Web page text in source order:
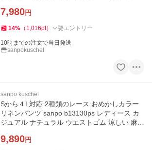
7,980円
14% （ 1,016pt） 要エントリー
10時までの注文で当日発送
sanpokuschel
sanpo kuschel
Sから４L対応 2種類のレース おめかしカラー
リネンパンツ sanpo b13130ps レディース カ
ジュアル ナチュラル ウエストゴム 涼しい 麻
9,890円